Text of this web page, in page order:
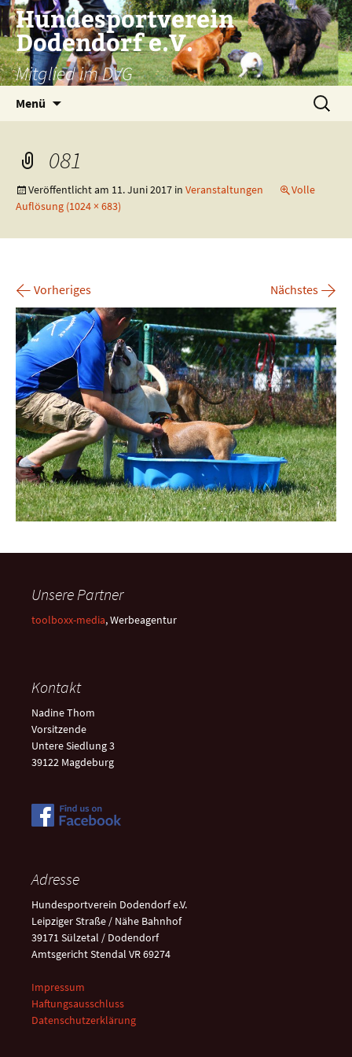
Zum
Inhalt
springen
Hundesportverein
Dodendorf e.V.
Mitglied im DVG
Menü
Suchen
nach:
081
Veröffentlicht am 11. Juni 2017 in Veranstaltungen
Volle
Auflösung (1024 × 683)
← Vorheriges Nächstes →
Unsere Partner
toolboxx-media, Werbeagentur
Kontakt
Nadine Thom
Vorsitzende
Untere Siedlung 3
39122 Magdeburg
Adresse
Hundesportverein Dodendorf e.V.
Leipziger Straße / Nähe Bahnhof
39171 Sülzetal / Dodendorf
Amtsgericht Stendal VR 69274
Impressum
Haftungsausschluss
Datenschutzerklärung